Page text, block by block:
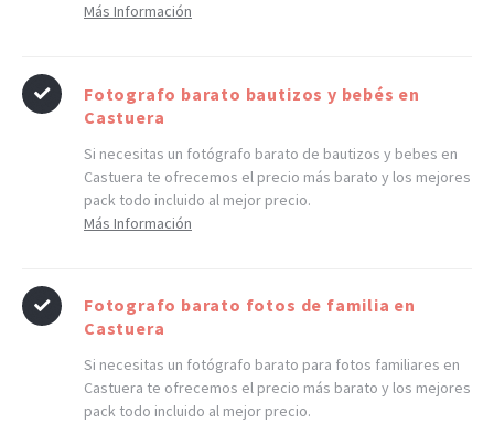
Más Información
Fotografo barato bautizos y bebés en
Castuera
Si necesitas un fotógrafo barato de bautizos y bebes en
Castuera te ofrecemos el precio más barato y los mejores
pack todo incluido al mejor precio.
Más Información
Fotografo barato fotos de familia en
Castuera
Si necesitas un fotógrafo barato para fotos familiares en
Castuera te ofrecemos el precio más barato y los mejores
pack todo incluido al mejor precio.